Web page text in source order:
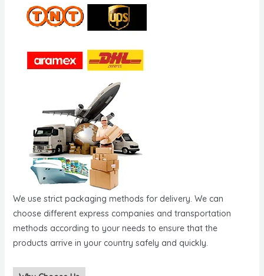
We use strict packaging methods for delivery. We can
choose different express companies and transportation
methods according to your needs to ensure that the
products arrive in your country safely and quickly.